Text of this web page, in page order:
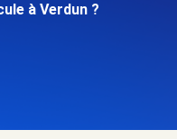
à Verdun ?